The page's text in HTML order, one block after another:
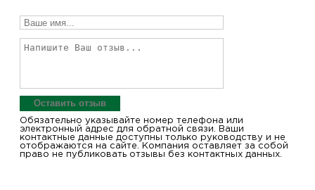
Оставить отзыв
Обязательно указывайте номер телефона или
электронный адрес для обратной связи. Ваши
контактные данные доступны только руководству и не
отображаются на сайте. Компания оставляет за собой
право не публиковать отзывы без контактных данных.